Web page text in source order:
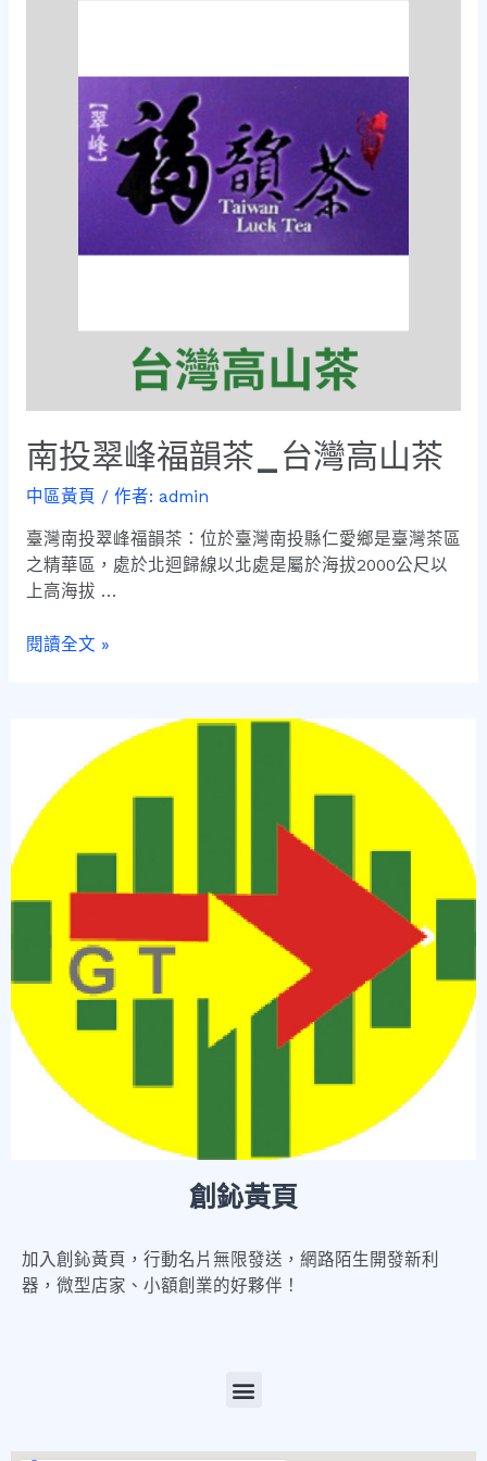
南投翠峰福韻茶_台灣高山茶
中區黃頁 / 作者: admin
臺灣南投翠峰福韻茶：位於臺灣南投縣仁愛鄉是臺灣茶區
之精華區，處於北迴歸線以北處是屬於海拔2000公尺以
上高海拔 …
閱讀全文 »
創鈊黃頁
加入創鈊黃頁，行動名片無限發送，網路陌生開發新利
器，微型店家、小額創業的好夥伴！